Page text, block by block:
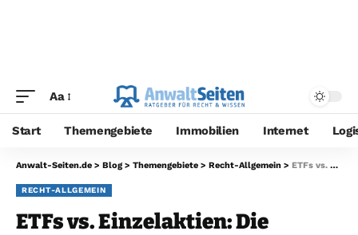
Aa
Start Themengebiete Immobilien Internet
Anwalt-Seiten.de > Blog > Themengebiete > Recht-Allgemein > ETFs vs. Einzelaktien: Die richtige Wahl
RECHT-ALLGEMEIN
ETFs vs. Einzelaktien: Die